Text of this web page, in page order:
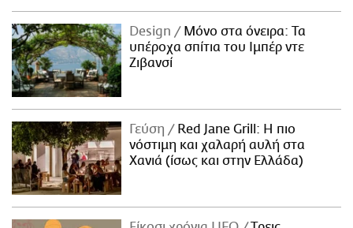
Design
Μόνο στα όνειρα: Τα
υπέροχα σπίτια του Ιμπέρ ντε
Ζιβανσί
Γεύση
Red Jane Grill: Η πιο
νόστιμη και χαλαρή αυλή στα
Χανιά (ίσως και στην Ελλάδα)